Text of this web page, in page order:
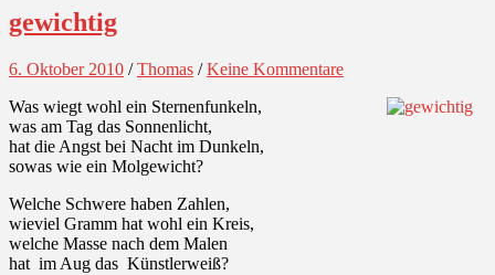
gewichtig
6. Oktober 2010 /Thomas /Keine Kommentare
Was wiegt wohl ein Sternenfunkeln,
was am Tag das Sonnenlicht,
hat die Angst bei Nacht im Dunkeln,
sowas wie ein Molgewicht?
Welche Schwere haben Zahlen,
wieviel Gramm hat wohl ein Kreis,
welche Masse nach dem Malen
hat im Aug das Künstlerweiß?